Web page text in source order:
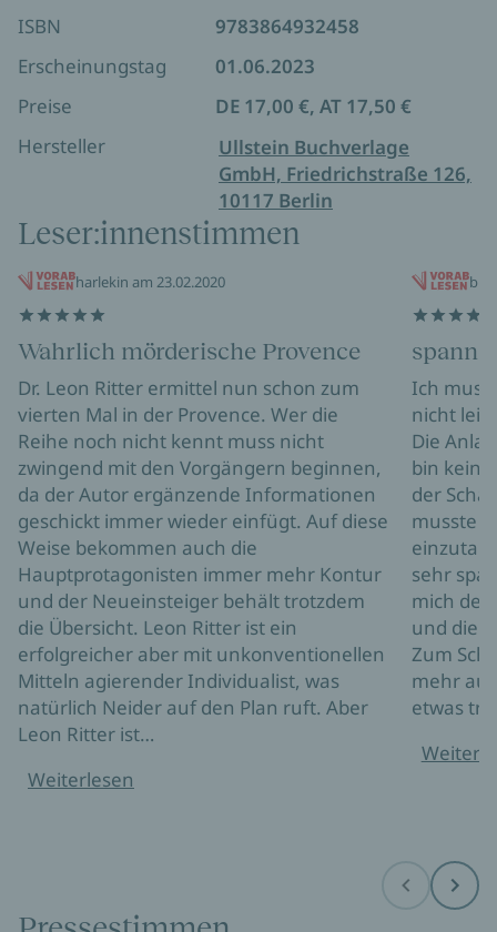
ISBN
9783864932458
Erscheinungstag
01.06.2023
Preise
DE 17,00 €, AT 17,50 €
Hersteller
Ullstein Buchverlage
GmbH, Friedrichstraße 126,
10117 Berlin
Leser:innenstimmen
harlekin am 23.02.2020
Wahrlich mörderische Provence
Dr. Leon Ritter ermittel nun schon zum
vierten Mal in der Provence. Wer die
Reihe noch nicht kennt muss nicht
zwingend mit den Vorgängern beginnen,
da der Autor ergänzende Informationen
geschickt immer wieder einfügt. Auf diese
Weise bekommen auch die
Hauptprotagonisten immer mehr Kontur
und der Neueinsteiger behält trotzdem
die Übersicht. Leon Ritter ist ein
erfolgreicher aber mit unkonventionellen
Mitteln agierender Individualist, was
natürlich Neider auf den Plan ruft. Aber
Leon Ritter ist…
Weiterlesen
Ich
nicht
Die
bin kein
der
musste
sehr
mich der
und die
Zum
mehr
etwas
Before Next